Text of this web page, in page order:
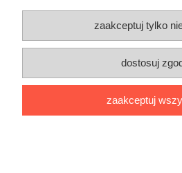
O firmie
Polecamy
folie stretch jumbo,taśmę pakową
PP,taśmy poliestrowe PES, WG,
zaakceptuj tylko
dostosuj
zaakceptuj